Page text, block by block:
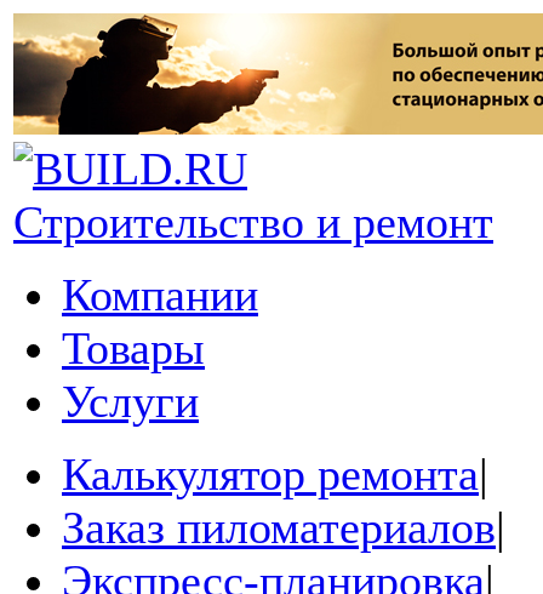
Строительство и ремонт
Компании
Товары
Услуги
Калькулятор ремонта|
Заказ пиломатериалов|
Экспресс-планировка|